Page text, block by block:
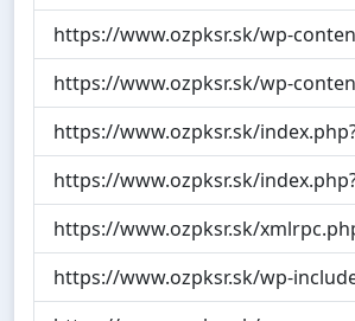
https://www.ozpksr.sk/wp-
https://www.ozpksr.sk/wp-
https://www.ozpksr.sk/
https://www.ozpksr.sk/
https://www.ozpksr.sk/
https://www.ozpksr.sk/wp-